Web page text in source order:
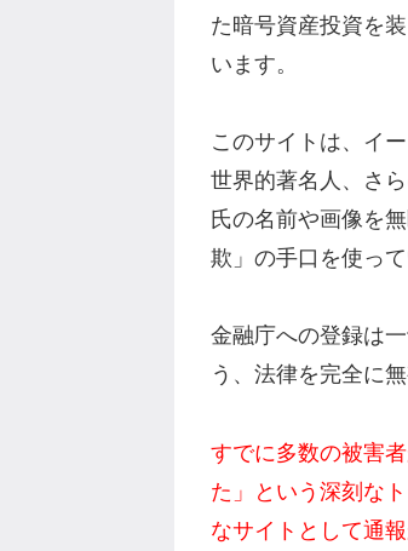
た暗号資産投資を
います。
このサイトは、イ
世界的著名人、さ
氏の名前や画像を
欺」の手口を使って
金融庁への登録は
う、法律を完全に
すでに多数の被害
た」という深刻な
なサイトとして通